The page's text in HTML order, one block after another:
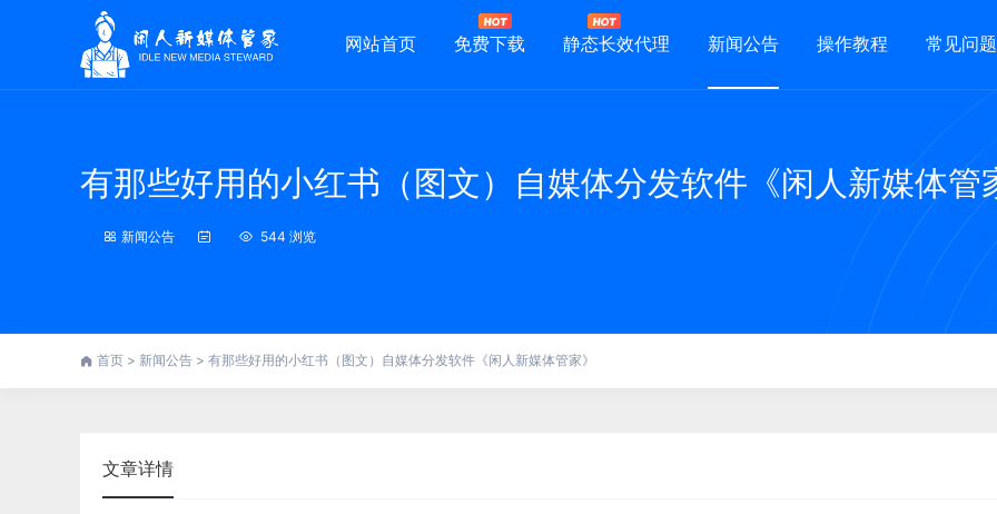
网站首页 免费下载 静态长效代理 新闻公告 操作教程 常见问题
有那些好用的小红书（图文）自媒体分发软件《闲人新媒体管
新闻公告 544 浏览
首页 > 新闻公告 > 有那些好用的小红书（图文）自媒体分发软件《闲人新媒体管家》
文章详情